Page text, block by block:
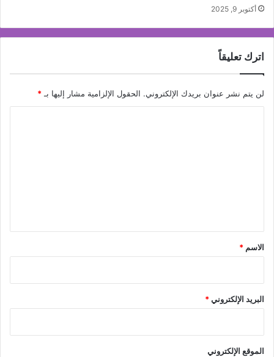
أكتوبر 9, 2025
اترك تعليقاً
لن يتم نشر عنوان بريدك الإلكتروني. الحقول الإلزامية مشار إليها بـ *
*
الاسم *
البريد الإلكتروني*
الموقع الإلكتروني